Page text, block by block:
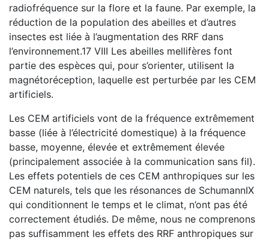
radiofréquence sur la flore et la faune. Par exemple, la
réduction de la population des abeilles et d’autres
insectes est liée à l’augmentation des RRF dans
l’environnement.17 VIII Les abeilles mellifères font
partie des espèces qui, pour s’orienter, utilisent la
magnétoréception, laquelle est perturbée par les CEM
artificiels.
Les CEM artificiels vont de la fréquence extrêmement
basse (liée à l’électricité domestique) à la fréquence
basse, moyenne, élevée et extrêmement élevée
(principalement associée à la communication sans fil).
Les effets potentiels de ces CEM anthropiques sur les
CEM naturels, tels que les résonances de SchumannIX
qui conditionnent le temps et le climat, n’ont pas été
correctement étudiés. De même, nous ne comprenons
pas suffisamment les effets des RRF anthropiques sur